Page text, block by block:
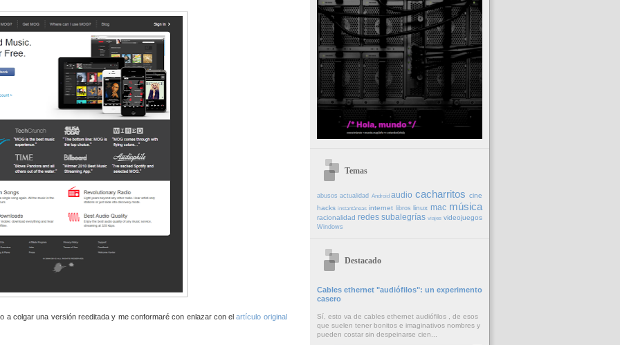
a colgar una versión reeditada y me conformaré con enlazar con elartículo original
Temas
abusosactualidad Androidaudio cacharritos cine
hacksinstantáneas internet libros linux mac música
racionalidad redes subalegríasviajes videojuegos
Windows
Destacado
Cables ethernet "audiófilos": un experimento
casero
Sí, esto va de cables ethernet audiófilos , de esos
que suelen tener bonitos e imaginativos nombres y
pueden costar sin despeinarse cien...